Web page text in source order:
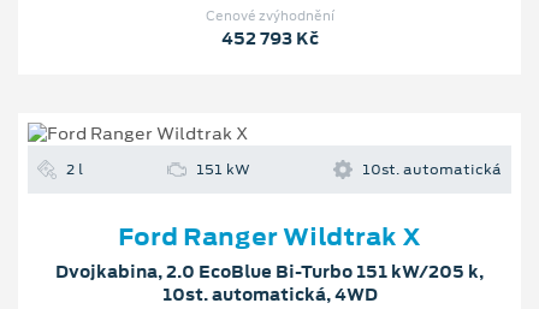
Cenové zvýhodnění
452 793 Kč
2 l 151 kW 10st. automatická
Ford Ranger Wildtrak X
Dvojkabina, 2.0 EcoBlue Bi-Turbo 151 kW/205 k,
10st. automatická, 4WD